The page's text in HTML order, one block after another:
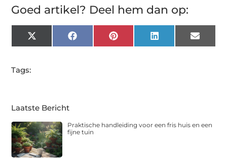
Goed artikel? Deel hem dan op:
X
(Twitter)
FacebookPinterest LinkedIn Email
Tags:
Laatste Bericht
Praktische handleiding voor een fris huis en een
fijne tuin